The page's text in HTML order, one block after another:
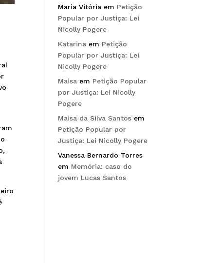
Maria Vitória em Petição
Popular por Justiça: Lei
Nicolly Pogere
Katarina em Petição
Popular por Justiça: Lei
Nicolly Pogere
Maisa em Petição Popular
por Justiça: Lei Nicolly
Pogere
Maisa da Silva Santos em
Petição Popular por
Justiça: Lei Nicolly Pogere
Vanessa Bernardo Torres
em Memória: caso do
jovem Lucas Santos